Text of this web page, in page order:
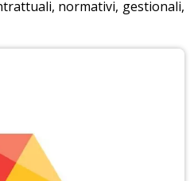
normativi, gestionali,